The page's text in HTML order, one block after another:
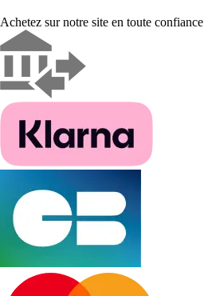
Achetez sur notre site en toute confiance